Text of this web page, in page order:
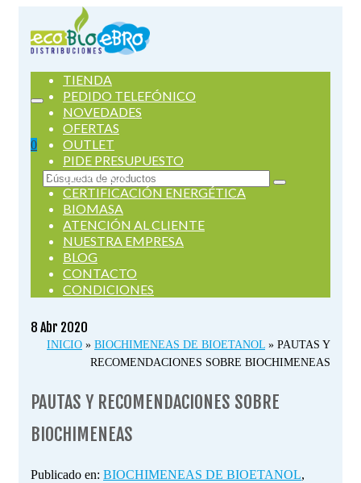
0
Buscar
por:
TIENDA
PEDIDO TELEFÓNICO
NOVEDADES
OFERTAS
OUTLET
PIDE PRESUPUESTO
SERVICIOS
CERTIFICACIÓN ENERGÉTICA
BIOMASA
ATENCIÓN AL CLIENTE
NUESTRA EMPRESA
BLOG
CONTACTO
CONDICIONES
8 Abr 2020
INICIO » BIOCHIMENEAS DE BIOETANOL » PAUTAS Y
RECOMENDACIONES SOBRE BIOCHIMENEAS
PAUTAS Y RECOMENDACIONES SOBRE
BIOCHIMENEAS
Publicado en: BIOCHIMENEAS DE BIOETANOL,